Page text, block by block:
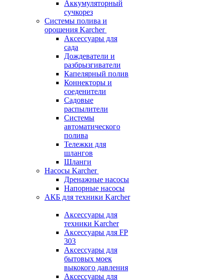
Аккумуляторный
сучкорез
Системы полива и
орошения Karcher
Аксессуары для
сада
Дождеватели и
разбрызгиватели
Капелярный полив
Коннекторы и
соеденители
Садовые
распылители
Системы
автоматического
полива
Тележки для
шлангов
Шланги
Насосы Karcher
Дренажные насосы
Напорные насосы
АКБ для техники Karcher
Аксессуары для
техники Karcher
Аксессуары для FP
303
Аксессуары для
бытовых моек
выкокого давления
Аксессуары для